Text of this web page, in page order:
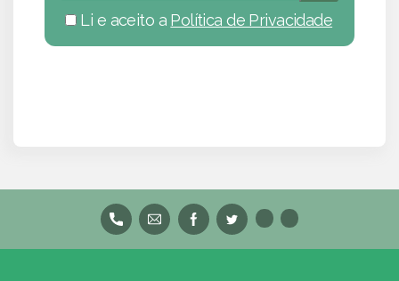
Li e aceito a Política de Privacidade